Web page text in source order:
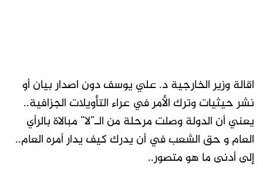
اقالة وزير الخارجية د. علي يوسف دون اصدار بيان أو
نشر حيثيات وترك الأمر في عراء التأويلات الجزافية..
يعني أن الدولة وصلت مرحلة من الـ”لا” مبالاة بالرأي
العام و حق الشعب في أن يدرك كيف يدار أمره العام..
إلى أدنى ما هو متصور..